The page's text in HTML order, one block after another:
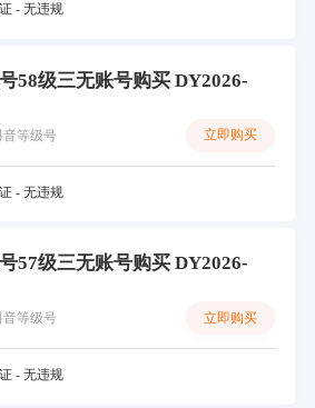
- 无违规
58级三无账号购买 DY2026-
音等级号 立即购买
- 无违规
57级三无账号购买 DY2026-
音等级号 立即购买
- 无违规